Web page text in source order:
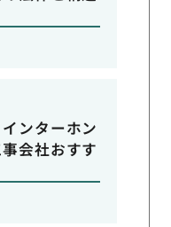
ンターホン
会社おすす